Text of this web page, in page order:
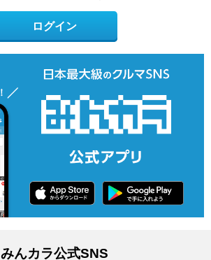
ログイン
みんカラ公式SNS